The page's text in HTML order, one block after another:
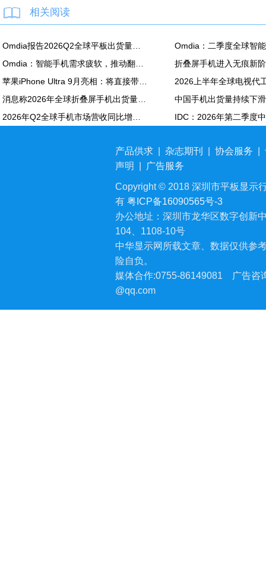
相关阅读
产品供求 杂志期刊 协会服务
声明
广告服务
Copyright © 2018 深圳市平板显示
有 粤ICP备16090565号-3
办公地址：深圳市龙华区数字创新
104、1108-10号
中华显示网所载文章、数据仅供参
险自负。
媒体合作:0755-86149081
广告咨
@qq.com